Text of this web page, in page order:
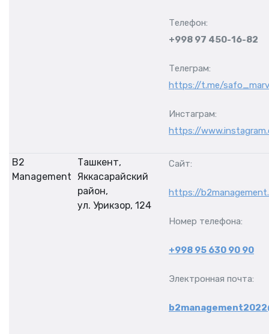
Телефон:
+998 97 450-16-82
Телеграм:
https://t.me/
Инстаграм:
https://
B2
Management
Ташкент,
Яккасарайский
район,
ул. Урикзор, 124
Сайт:
https://
Номер телефона:
+998 95 630 90 90
Электронная почта: